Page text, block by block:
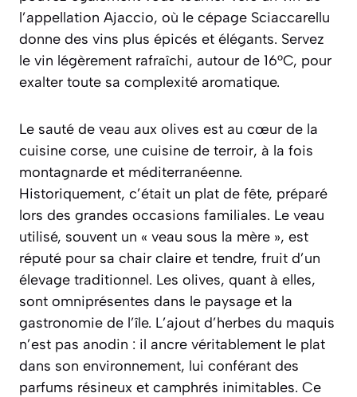
l’appellation Ajaccio, où le cépage Sciaccarellu
donne des vins plus épicés et élégants. Servez
le vin légèrement rafraîchi, autour de 16°C, pour
exalter toute sa complexité aromatique.
Le sauté de veau aux olives est au cœur de la
cuisine corse, une cuisine de terroir, à la fois
montagnarde et méditerranéenne.
Historiquement, c’était un plat de fête, préparé
lors des grandes occasions familiales. Le veau
utilisé, souvent un « veau sous la mère », est
réputé pour sa chair claire et tendre, fruit d’un
élevage traditionnel. Les olives, quant à elles,
sont omniprésentes dans le paysage et la
gastronomie de l’île. L’ajout d’herbes du maquis
n’est pas anodin : il ancre véritablement le plat
dans son environnement, lui conférant des
parfums résineux et camphrés inimitables. Ce